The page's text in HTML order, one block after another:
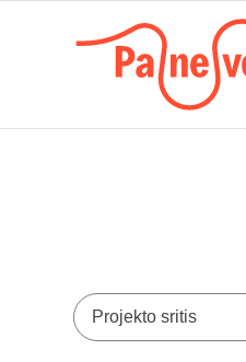
Projekto sritis